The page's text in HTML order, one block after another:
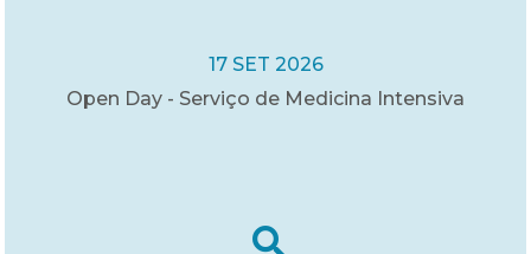
17 SET 2026
Open Day - Serviço de Medicina Intensiva